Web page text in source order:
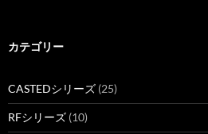
カテゴリー
CASTEDシリーズ (25)
RFシリーズ (10)